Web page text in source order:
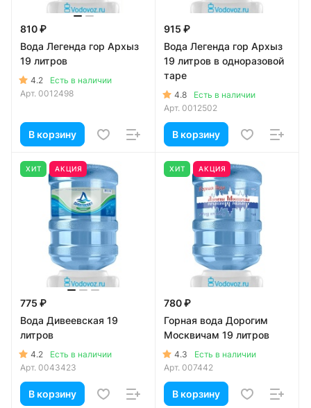
810 ₽
Вода Легенда гор Архыз
19 литров
4.2
Есть в наличии
Арт. 0012498
В корзину
915 ₽
Вода Легенда гор Архыз
19 литров в одноразовой
таре
4.8
Есть в наличии
Арт. 0012502
В корзину
ХИТ АКЦИЯ
775 ₽
Вода Дивеевская 19
литров
4.2
Есть в наличии
Арт. 0043423
В корзину
ХИТ АКЦИЯ
780 ₽
Горная вода Дорогим
Москвичам 19 литров
4.3
Есть в наличии
Арт. 007442
В корзину